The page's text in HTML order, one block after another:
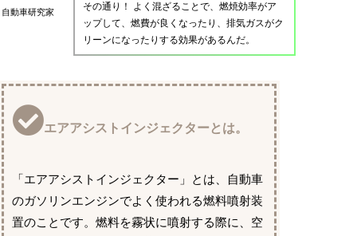
自動車研究家
その通り！ よく混ざることで、燃焼効率がア
ップして、燃費が良くなったり、排気ガスがク
リーンになったりする効果があるんだ。
エアアシストインジェクターとは。
「エアアシストインジェクター」とは、自動車
のガソリンエンジンでよく使われる燃料噴射装
置のことです。燃料を霧状に噴射する際に、空